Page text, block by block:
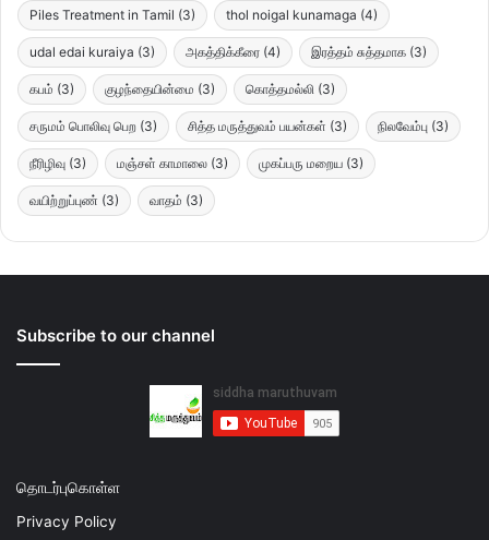
Piles Treatment in Tamil (3) thol noigal kunamaga (4)
udal edai kuraiya (3) அகத்திக்கீரை (4) இரத்தம் சுத்தமாக (3)
கபம் (3) குழந்தையின்மை (3) கொத்தமல்லி (3)
சருமம் பொலிவு பெற (3) சித்த மருத்துவம் பயன்கள் (3) நிலவேம்பு (3)
நீரிழிவு (3) மஞ்சள் காமாலை (3) முகப்பரு மறைய (3)
வயிற்றுப்புண் (3) வாதம் (3)
Subscribe to our channel
தொடர்புகொள்ள
Privacy Policy